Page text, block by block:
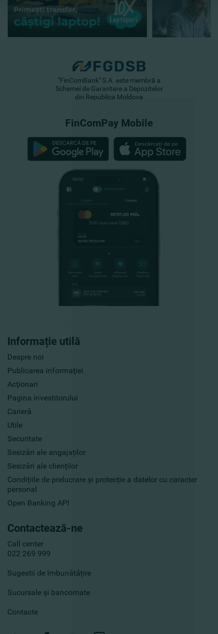
Informație utilă
Despre noi
Publicarea informaţiei
Acţionari
Pagina investitorului
Carieră
Utile
Securitate
Sesizări ale angajaților
Sesizări ale clienților
Condițiile de prelucrare și protecție a datelor cu caracter
personal
Open Banking API
Contactează-ne
Call center
022 269 999
Sugestii de îmbunătățire
Sucursale și bancomate
Contacte
"FinComBank" S.A. este membră a
Schemei de Garantare a Depozitelor
din Republica Moldova
FinComPay Mobile